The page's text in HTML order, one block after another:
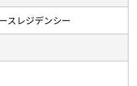
スレジデンシー